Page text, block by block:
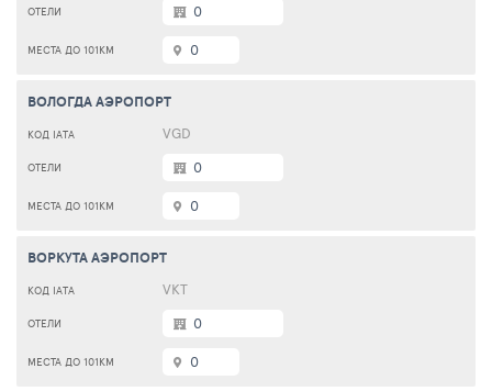
0
0
ВОЛОГДА АЭРОПОРТ
VGD
0
0
ВОРКУТА АЭРОПОРТ
VKT
0
0